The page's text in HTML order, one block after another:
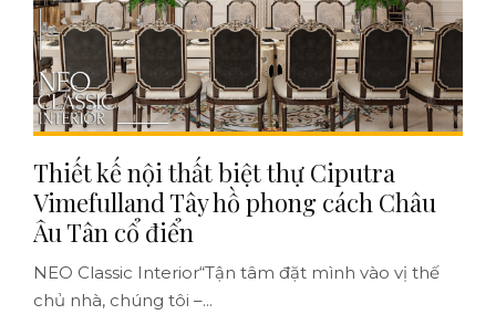
Thiết kế nội thất biệt thự Ciputra
Vimefulland Tây hồ phong cách Châu
Âu Tân cổ điển
NEO Classic Interior“Tận tâm đặt mình vào vị thế
chủ nhà, chúng tôi –...